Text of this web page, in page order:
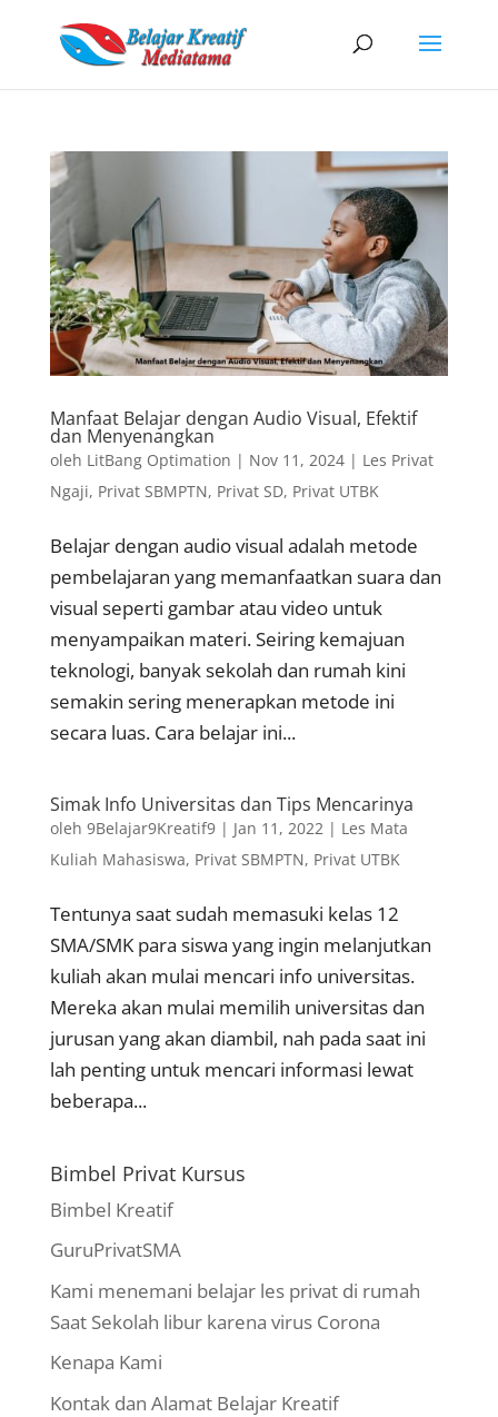
Manfaat Belajar dengan Audio Visual, Efektif
dan Menyenangkan
oleh LitBang Optimation | Nov 11, 2024| Les Privat
Ngaji, Privat SBMPTN, Privat SD, Privat UTBK
Belajar dengan audio visual adalah metode
pembelajaran yang memanfaatkan suara dan
visual seperti gambar atau video untuk
menyampaikan materi. Seiring kemajuan
teknologi, banyak sekolah dan rumah kini
semakin sering menerapkan metode ini
secara luas. Cara belajar ini...
Simak Info Universitas dan Tips Mencarinya
oleh 9Belajar9Kreatif9| Jan 11, 2022 | Les Mata
Kuliah Mahasiswa, Privat SBMPTN, Privat UTBK
Tentunya saat sudah memasuki kelas 12
SMA/SMK para siswa yang ingin melanjutkan
kuliah akan mulai mencari info universitas.
Mereka akan mulai memilih universitas dan
jurusan yang akan diambil, nah pada saat ini
lah penting untuk mencari informasi lewat
beberapa...
Bimbel Privat Kursus
Bimbel Kreatif
GuruPrivatSMA
Kami menemani belajar les privat di rumah
Saat Sekolah libur karena virus Corona
Kenapa Kami
Kontak dan Alamat Belajar Kreatif